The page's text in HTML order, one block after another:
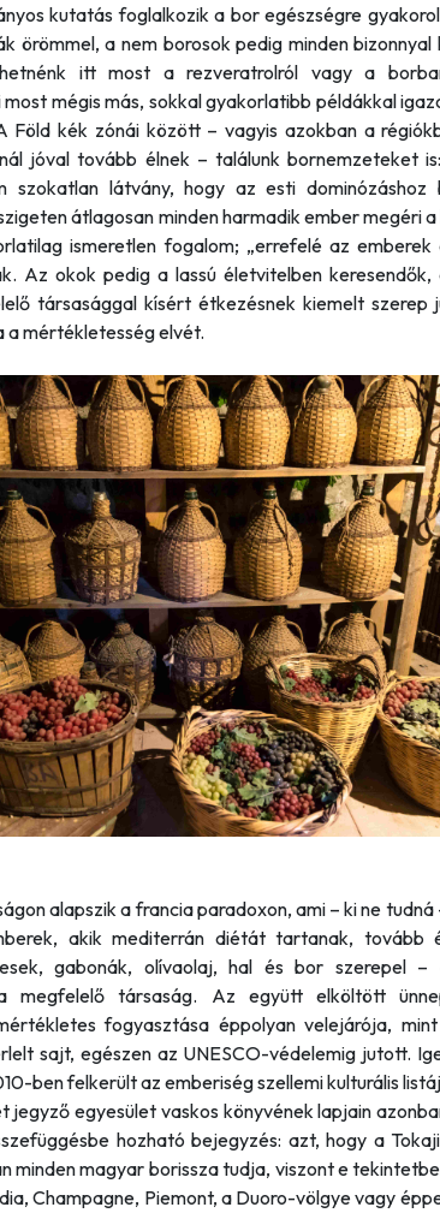
kutatás foglalkozik a bor egészségre
örömmel, a nem borosok pedig minden bizonnyal
itt most a rezveratrolról vagy a
mégis más, sokkal gyakorlatibb példákkal
Föld kék zónái között – vagyis azokban a
jóval tovább élnek – találunk bornemzeteket
szokatlan látvány, hogy az esti
átlagosan minden harmadik ember megéri
ismeretlen fogalom; „errefelé az emberek
Az okok pedig a lassú életvitelben keresendők,
társasággal kísért étkezésnek kiemelt szerep
a mértékletesség elvét.
alapszik a francia paradoxon, ami – ki ne
akik mediterrán diétát tartanak, tovább
gabonák, olívaolaj, hal és bor szerepel –
megfelelő társaság. Az együtt elköltött
fogyasztása éppolyan velejárója,
sajt, egészen az UNESCO-védelemig jutott.
ben felkerült az emberiség szellemi kulturális
jegyző egyesület vaskos könyvének lapjain
hozható bejegyzés: azt, hogy a
minden magyar borissza tudja, viszont e
Champagne, Piemont, a Duoro-völgye vagy